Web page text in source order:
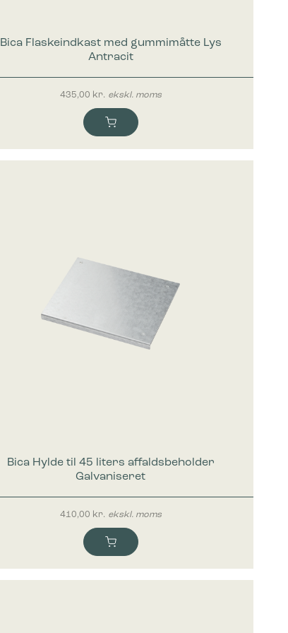
Bica Flaskeindkast med gummimåtte Lys
Antracit
435,00 kr. ekskl. moms
Bica Hylde til 45 liters affaldsbeholder
Galvaniseret
410,00 kr. ekskl. moms